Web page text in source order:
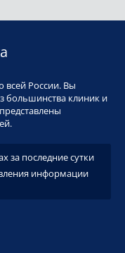
всей России. Вы
большинства клиник и
за последние сутки
информации